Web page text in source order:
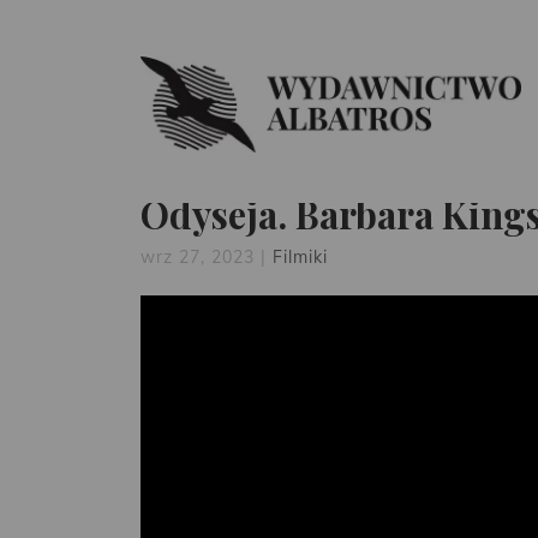
Odyseja. Barbara
wrz 27, 2023 | Filmiki